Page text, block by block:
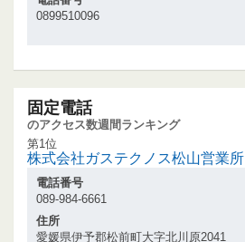
0899510096
固定電話
のアクセス数週間ランキング
第1位
株式会社ガステクノス松山営業所
電話番号
089-984-6661
住所
愛媛県伊予郡松前町大字北川原2041